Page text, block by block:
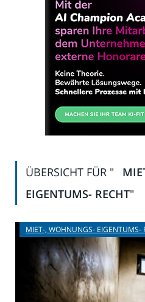
ÜBERSICHT FÜR "
EIGENTUMS- RECHT"
MIET-, WOHNUNGS- EIGENTUMS-